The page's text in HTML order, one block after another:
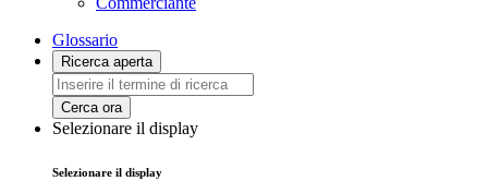
Glossario
Ricerca aperta
Cerca ora
Selezionare il display
Selezionare il display